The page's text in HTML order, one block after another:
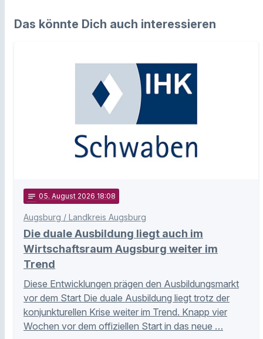
Das könnte Dich auch interessieren
notes 05. August 2026 18:08
Augsburg / Landkreis Augsburg
Die duale Ausbildung liegt auch im
Wirtschaftsraum Augsburg weiter im
Trend
Diese Entwicklungen prägen den Ausbildungsmarkt
vor dem Start Die duale Ausbildung liegt trotz der
konjunkturellen Krise weiter im Trend. Knapp vier
Wochen vor dem offiziellen Start in das neue …